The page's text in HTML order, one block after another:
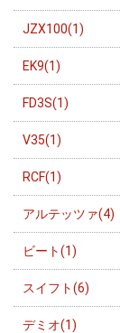
JZX100(1)
EK9(1)
FD3S(1)
V35(1)
RCF(1)
アルテッツァ(4)
ビート(1)
スイフト(6)
デミオ(1)